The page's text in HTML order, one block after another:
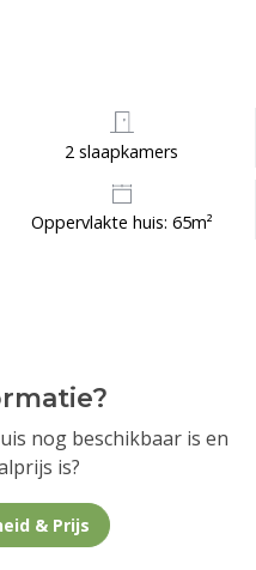
2 slaapkamers
Oppervlakte huis: 65m²
nog beschikbaar is en
is?
& Prijs